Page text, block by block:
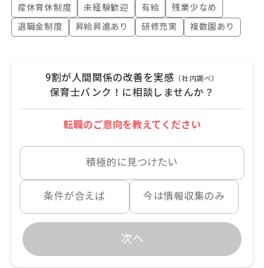
産休育休制度
未経験歓迎 有給
残業少なめ
退職金制度
昇給昇進あり 研修充実 複数園あり
9割が人間関係の改善を実感 （社内調べ）
保育士バンク！に相談しませんか？
転職のご意向を教えてください
積極的に見つけたい
条件が合えば 今は情報収集のみ
次へ